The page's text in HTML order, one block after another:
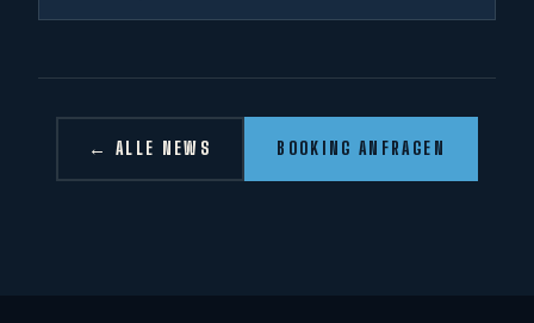
← ALLE NEWS BOOKING ANFRAGEN